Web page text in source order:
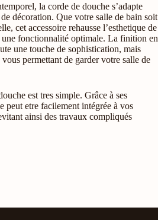
la corde de douche s’adapte
décoration. Que votre salle de bain soit
cet accessoire rehausse l’esthetique de
une fonctionnalité optimale. La finition en
une touche de sophistication, mais
permettant de garder votre salle de
est tres simple. Grâce à ses
peut etre facilement intégrée à vos
ainsi des travaux compliqués